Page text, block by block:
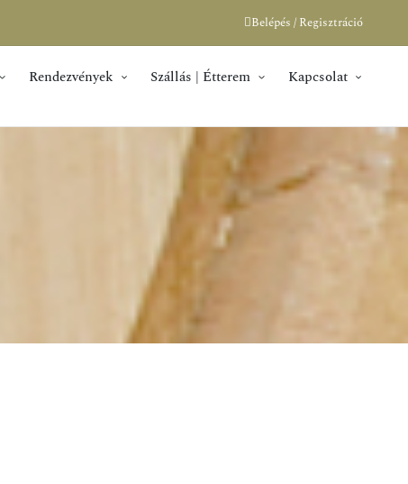
Belépés / Regisztráció
Rendezvények Szállás | Étterem Kapcsolat